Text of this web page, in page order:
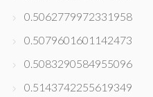
0.5062779972331958
0.5079601601142473
0.5083290584955096
0.5143742255619349